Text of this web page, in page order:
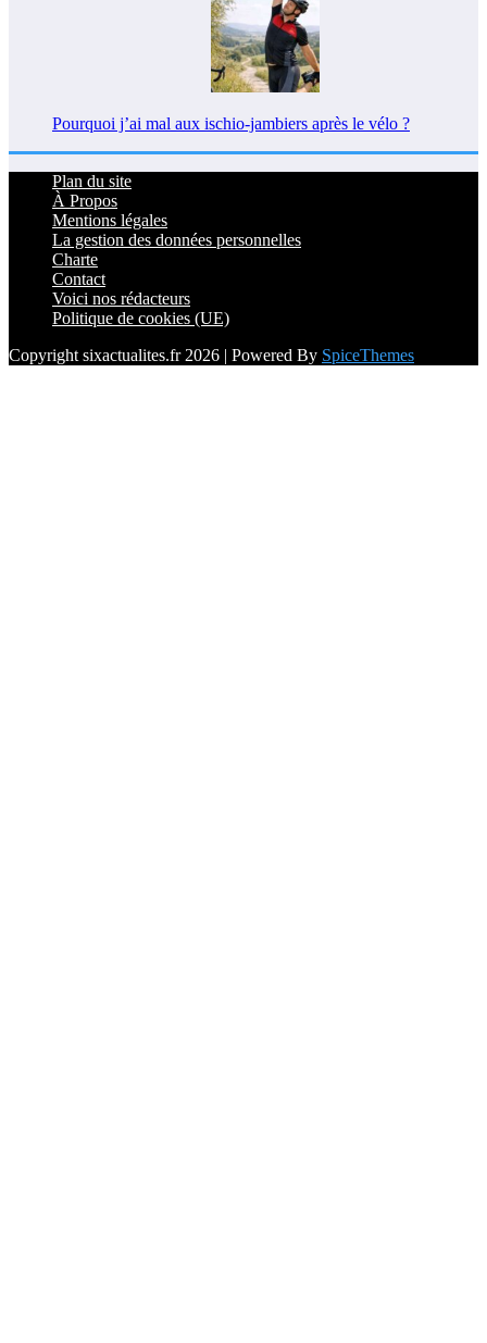
Pourquoi j’ai mal aux ischio-jambiers après le vélo ?
Plan du site
À Propos
Mentions légales
La gestion des données personnelles
Charte
Contact
Voici nos rédacteurs
Politique de cookies (UE)
Copyright sixactualites.fr 2026 | Powered By SpiceThemes